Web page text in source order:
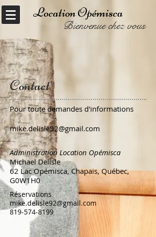
Location Opémisca
Bienvenue chez vous
Contact
Pour toute demandes d'informations
mike.delisle92@gmail.com
Administration Location Opémisca
Michael Delisle
62 Lac Opémisca, Chapais, Québec,
G0W1H0
Réservations
mike.delisle92@gmail.com
819-574-8199